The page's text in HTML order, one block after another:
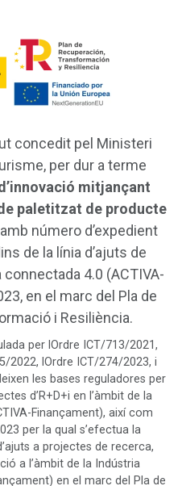
concedit pel Ministeri
per dur a terme
mitjançant
paletitzat de producte
amb número d’expedient
de la línia d’ajuts de
4.0 (ACTIVA-
en el marc del Pla de
i Resiliència.
per lOrdre ICT/713/2021,
2022, lOrdre ICT/274/2023, i
les bases reguladores per
d’R+D+i en l’àmbit de la
Finançament), així com
per la qual s’efectua la
a projectes de recerca,
a l’àmbit de la Indústria
en el marc del Pla de